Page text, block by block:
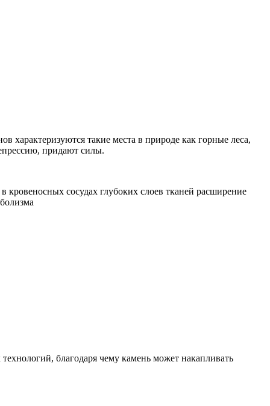
характеризуются такие места в природе как горные леса,
придают силы.
кровеносных сосудах глубоких слоев тканей расширение
благодаря чему камень может накапливать